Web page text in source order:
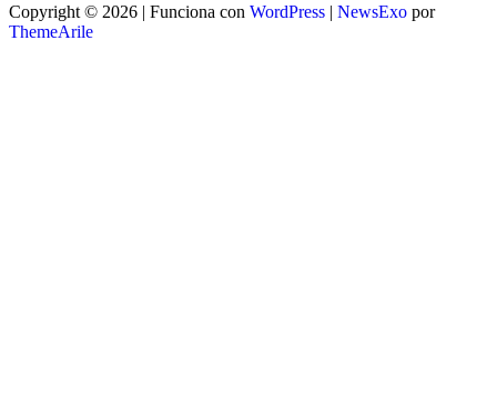
Copyright © 2026 | Funciona con WordPress | NewsExo por
ThemeArile